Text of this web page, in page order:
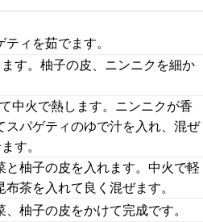
ィを茹でます。
す。柚子の皮、ニンニクを細か
中火で熱します。ニンニクが香
スパゲティのゆで汁を入れ、混ぜ
す。
と柚子の皮を入れます。中火で軽
茶を入れて良く混ぜます。
柚子の皮をかけて完成です。